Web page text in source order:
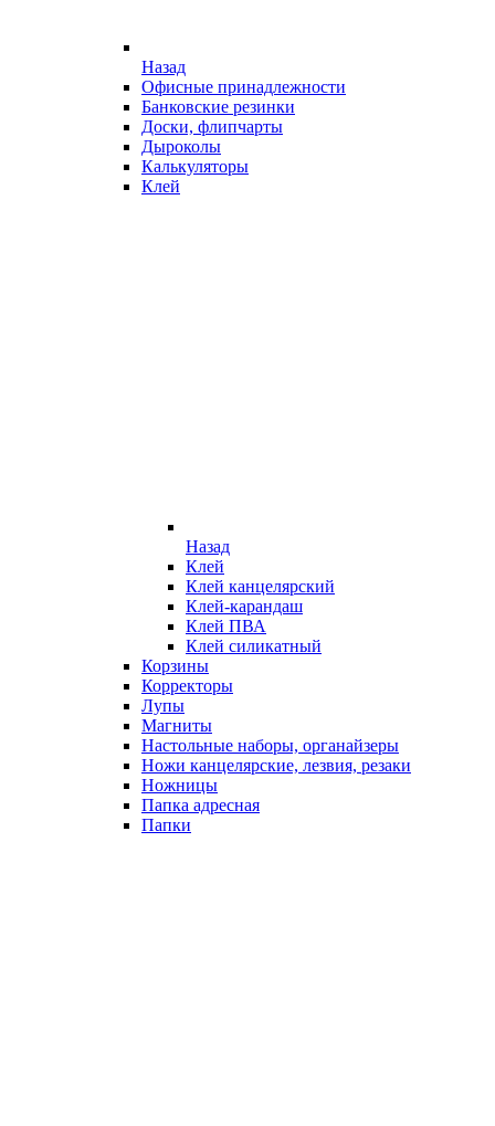
Назад
Офисные принадлежности
Банковские резинки
Доски, флипчарты
Дыроколы
Калькуляторы
Клей
Назад
Клей
Клей канцелярский
Клей-карандаш
Клей ПВА
Клей силикатный
Корзины
Корректоры
Лупы
Магниты
Настольные наборы, органайзеры
Ножи канцелярские, лезвия, резаки
Ножницы
Папка адресная
Папки